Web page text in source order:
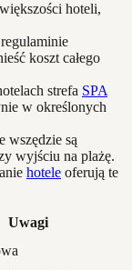
hoteli,
koszt całego
strefa SPA
w określonych
wszędzie są
wyjściu na plażę.
hotele oferują te
Uwagi